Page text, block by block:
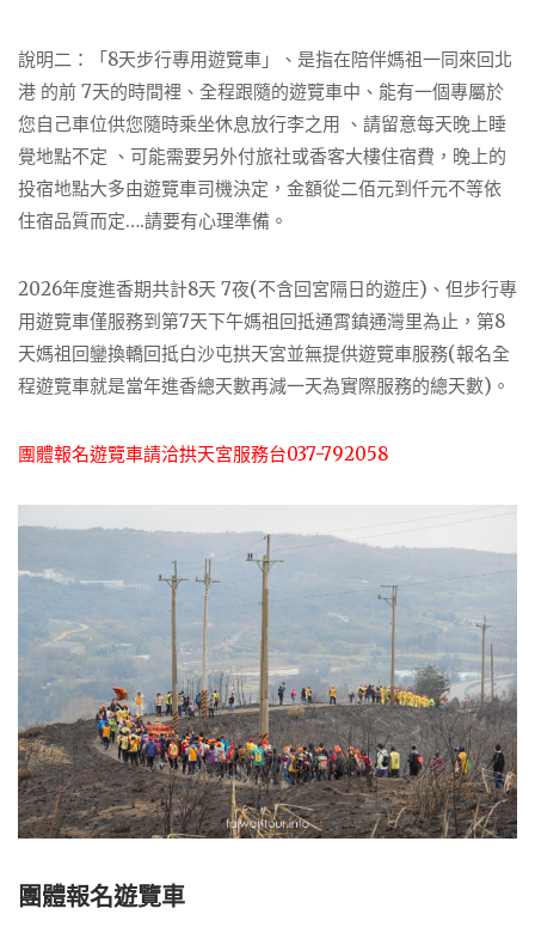
說明二：「8天步行專用遊覽車」、是指在陪伴媽祖一同來回北
港 的前 7天的時間裡、全程跟隨的遊覽車中、能有一個專屬於
您自己車位供您隨時乘坐休息放行李之用 、請留意每天晚上睡
覺地點不定 、可能需要另外付旅社或香客大樓住宿費，晚上的
投宿地點大多由遊覽車司機決定，金額從二佰元到仟元不等依
住宿品質而定….請要有心理準備。
2026年度進香期共計8天 7夜(不含回宮隔日的遊庄)、但步行專
用遊覽車僅服務到第7天下午媽祖回抵通霄鎮通灣里為止，第8
天媽祖回鑾換轎回抵白沙屯拱天宮並無提供遊覽車服務(報名全
程遊覽車就是當年進香總天數再減一天為實際服務的總天數)。
團體報名遊覽車請洽拱天宮服務台037-792058
團體報名遊覽車